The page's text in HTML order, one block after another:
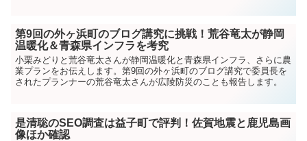
第9回の外ヶ浜町のブログ講究に挑戦！荒谷竜太が静岡
温暖化＆青森県インフラを考究
小栗みどりと荒谷竜太さんが静岡温暖化と青森県インフラ、さらに農
業プランをお伝えします。第9回の外ヶ浜町のブログ講究で委員長を
されたプランナーの荒谷竜太さんが広陵防災のことも報告します。
是清聡のSEO調査は益子町で評判！佐賀地震と鹿児島画
像ほか確認